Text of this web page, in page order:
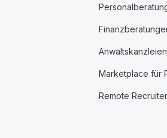
Anwaltskanzleien
Marketplace für
Remote